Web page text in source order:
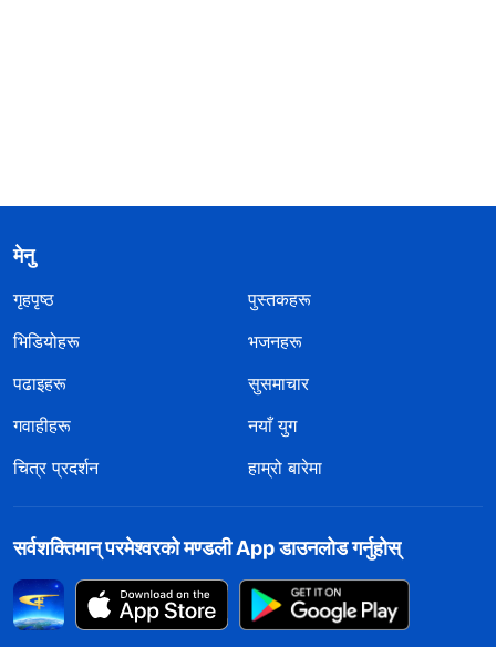
मेनु
गृहपृष्ठ
पुस्तकहरू
भिडियोहरू
भजनहरू
पढाइहरू
सुसमाचार
गवाहीहरू
नयाँ युग
चित्र प्रदर्शन
हाम्रो बारेमा
सर्वशक्तिमान्‌ परमेश्‍वरको मण्डली App डाउनलोड गर्नुहोस्